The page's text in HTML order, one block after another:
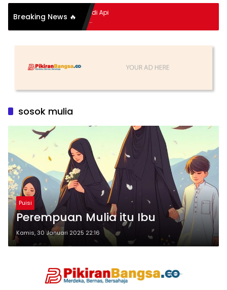
Breaking News 🔥
Hidup Meledak Jadi Api
Balik Tragedi Menteng-
Hingga Maling Ayam di Bali
sosok mulia
Puisi
Perempuan Mulia itu Ibu
Kamis, 30 Januari 2025 22:16